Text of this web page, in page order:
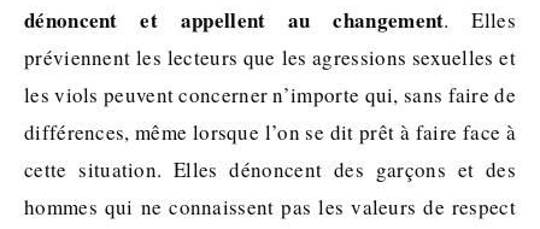
dénoncent et appellent au changement. Elles
préviennent les lecteurs que les agressions sexuelles et
les viols peuvent concerner n’importe qui, sans faire de
différences, même lorsque l’on se dit prêt à faire face à
cette situation. Elles dénoncent des garçons et des
hommes qui ne connaissent pas les valeurs de respect